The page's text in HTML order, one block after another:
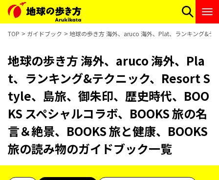
TOP ガイドブック 地球の歩き方 海外、aruco 海外、Plat、ランキング&テ
地球の歩き方 海外、aruco 海外、Pla
t、ランキング&テクニック、Resort S
tyle、島旅、御朱印、歴史時代、BOO
KS スペシャルコラボ、BOOKS 旅の名
言＆絶景、BOOKS 旅と健康、BOOKS
旅の読み物のガイドブック一覧